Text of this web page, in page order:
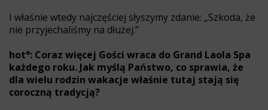
I właśnie wtedy najczęściej słyszymy zdanie: „Szkoda, że
nie przyjechaliśmy na dłużej.”
hot°: Coraz więcej Gości wraca do Grand Laola Spa
każdego roku. Jak myślą Państwo, co sprawia, że
dla wielu rodzin wakacje właśnie tutaj stają się
coroczną tradycją?